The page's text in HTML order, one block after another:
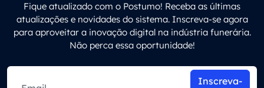
Fique atualizado com o Postumo! Receba as últimas
atualizações e novidades do sistema. Inscreva-se agora
para aproveitar a inovação digital na indústria funerária.
Não perca essa oportunidade!
Inscreva-